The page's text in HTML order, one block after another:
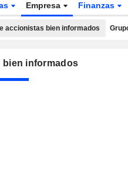
Empresa Finanzas
accionistas bien informados
bien informados